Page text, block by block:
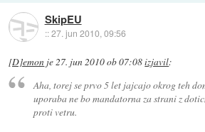
SkipEU
::27. jun 2010, 09:56
[D]emon je27. jun 2010 ob 07:08izjavil:
Aha, torej se prvo 5 let jajcajo okrog teh
uporaba ne bo mandatorna za strani z
proti vetru.